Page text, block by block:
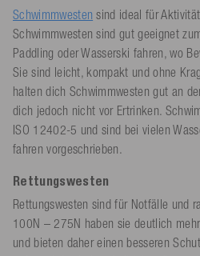
Schwimmwesten sind ideal für
Schwimmwesten sind gut geeignet
Paddling oder Wasserski fahren, wo
Sie sind leicht, kompakt und ohne
halten dich Schwimmwesten gut an
dich jedoch nicht vor Ertrinken.
ISO 12402-5 und sind bei vielen
fahren vorgeschrieben.
Rettungswesten
Rettungswesten sind für Notfälle und
100N – 275N haben sie deutlich
und bieten daher einen besseren